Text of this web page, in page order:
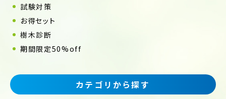
試験対策
お得セット
樹木診断
期間限定50%off
カテゴリから探す